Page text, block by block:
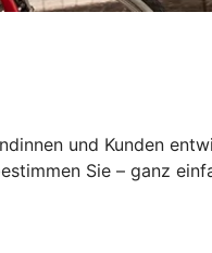
und Kunden
Sie – ganz